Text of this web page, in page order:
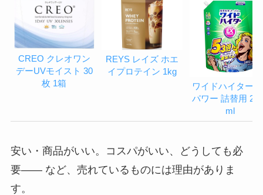
CREO クレオワン
デーUVモイスト 30
枚 1箱
REYS レイズ ホエ
イプロテイン 1kg
ワイドハイター
パワー 詰替用
ml
安い・商品がいい。コスパがいい、どうしても必
要—— など、売れているものには理由がありま
す。